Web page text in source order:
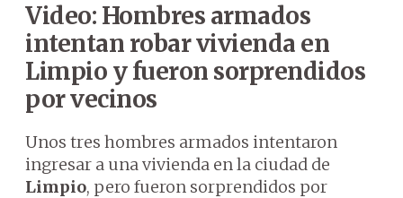
Video: Hombres armados
intentan robar vivienda en
Limpio y fueron sorprendidos
por vecinos
Unos tres hombres armados intentaron
ingresar a una vivienda en la ciudad de
Limpio, pero fueron sorprendidos por